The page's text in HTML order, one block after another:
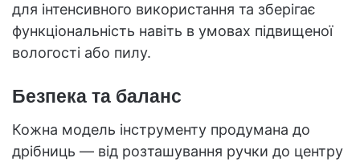
для інтенсивного використання та зберігає
функціональність навіть в умовах підвищеної
вологості або пилу.
Безпека та баланс
Кожна модель інструменту продумана до
дрібниць — від розташування ручки до центру